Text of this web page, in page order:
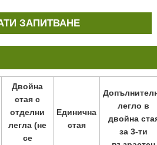
ЗАПИТВАНЕ
Двойна
стая с
отделни
легла (не
се
Единична
стая
легло в
двойна
за 3-ти